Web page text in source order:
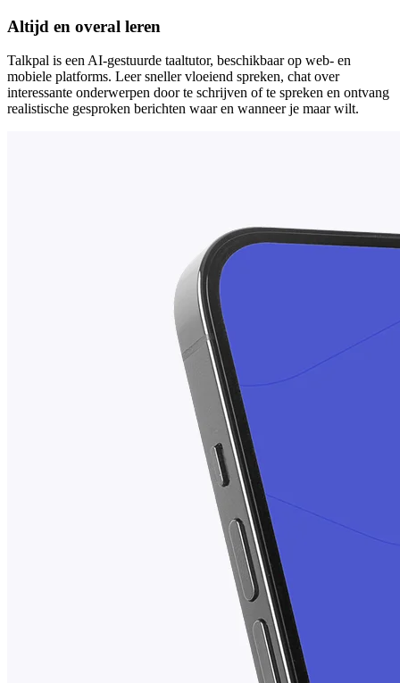
Altijd en overal leren
Talkpal is een AI-gestuurde taaltutor, beschikbaar op web- en
mobiele platforms. Leer sneller vloeiend spreken, chat over
interessante onderwerpen door te schrijven of te spreken en ontvang
realistische gesproken berichten waar en wanneer je maar wilt.